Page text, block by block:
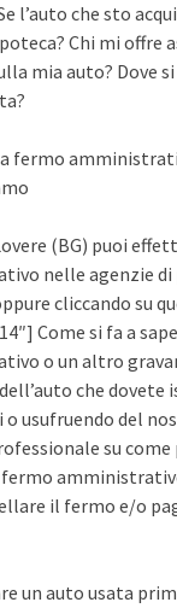
l’auto che sto
Chi mi offre
mia auto? Dove si
fermo
(BG) puoi
nelle agenzie di
cliccando su
Come si fa a
o un altro
che dovete
o usufruendo del
su
il fermo e/o
un auto usata